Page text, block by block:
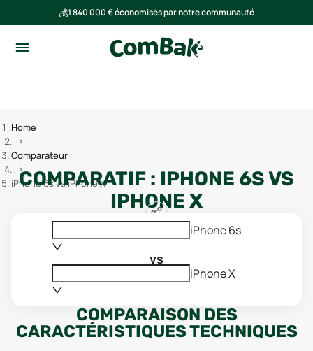
💰1 840 000 € économisés par notre communauté
Home
Comparateur
iPhone 6s vs iPhone X
COMPARATIF : IPHONE 6SVS
IPHONE X
iPhone 6s
vs
iPhone X
COMPARAISON DES
CARACTÉRISTIQUES TECHNIQUES